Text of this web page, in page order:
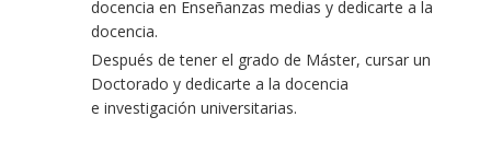
docencia en Enseñanzas medias y dedicarte a la
docencia.
Después de tener el grado de Máster, cursar un
Doctorado y dedicarte a la docencia
e investigación universitarias.